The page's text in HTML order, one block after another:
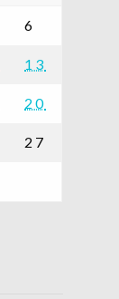
6
13
20
27